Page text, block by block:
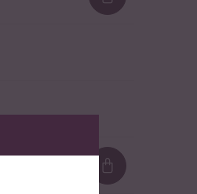
Loading...
Loading...